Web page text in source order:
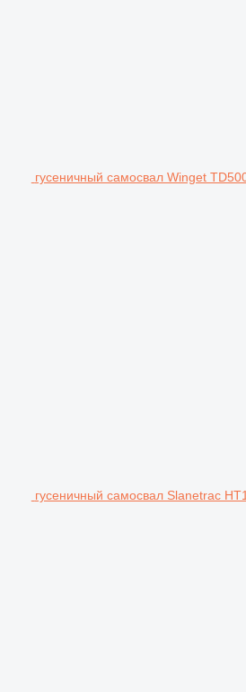
гусеничный самосвал Winget
гусеничный самосвал Slanetrac